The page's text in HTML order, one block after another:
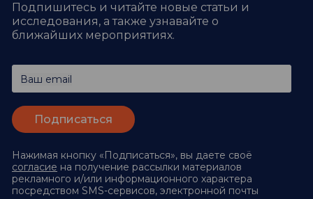
Подпишитесь и читайте новые статьи и
исследования, а также узнавайте о
ближайших мероприятиях.
Ваш email
Нажимая кнопку «Подписаться», вы даете своё
согласие на получение рассылки материалов
рекламного и/или информационного характера
посредством SMS-сервисов, электронной почты